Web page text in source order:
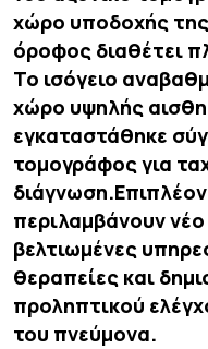
χώρο υποδοχής της
όροφος διαθέτει
Το ισόγειο
χώρο υψηλής
εγκαταστάθηκε
τομογράφος για
διάγνωση.
περιλαμβάνουν
βελτιωμένες
θεραπείες και
προληπτικού
του πνεύμονα.